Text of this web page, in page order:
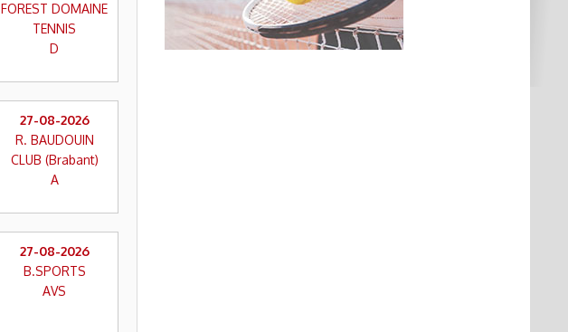
FOREST DOMAINE
TENNIS
D
27-08-2026
R. BAUDOUIN
CLUB (Brabant)
A
27-08-2026
B.SPORTS
AVS